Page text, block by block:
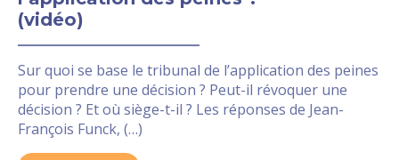
(vidéo)
Sur quoi se base le tribunal de l’application des peines
pour prendre une décision ? Peut-il révoquer une
décision ? Et où siège-t-il ? Les réponses de Jean-
François Funck, (…)